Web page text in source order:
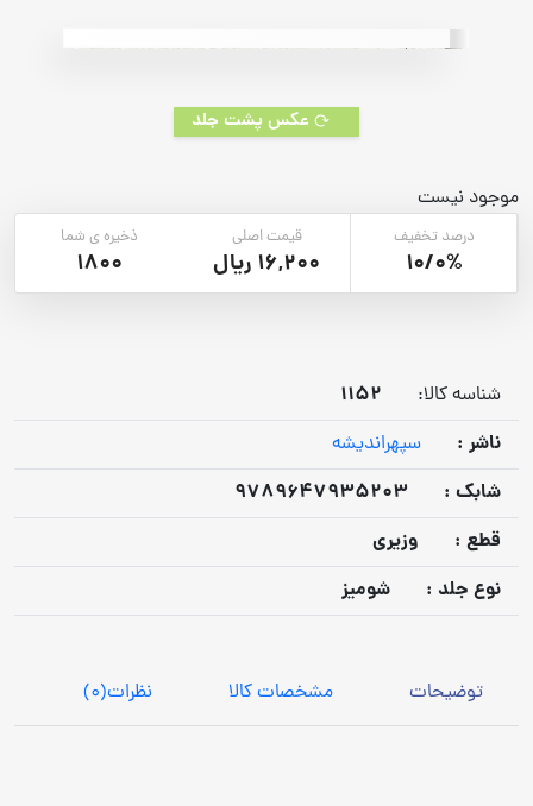
عکس پشت جلد
موجود نیست
درصد تخفیف
10/0%
قیمت اصلی
16,200 ریال
ذخیره ی شما
1800
شناسه کالا:
1152
ناشر :
سپهراندیشه
شابک :
9789647935203
قطع :
وزیری
نوع جلد :
شومیز
توضیحات مشخصات کالا نظرات(0)